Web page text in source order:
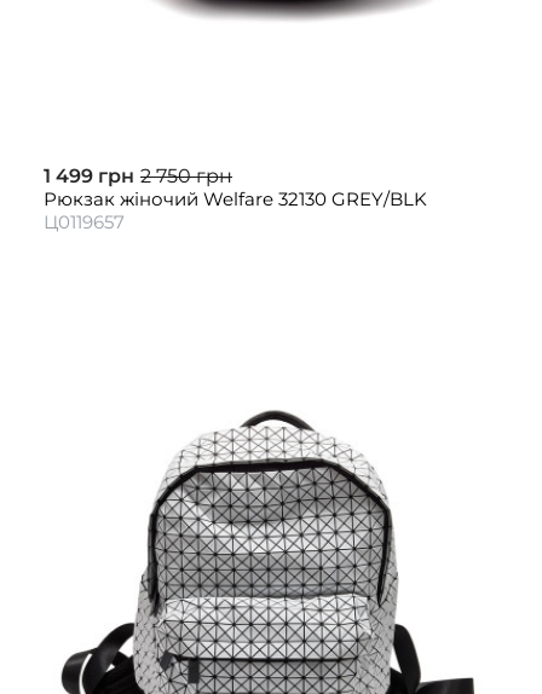
1 499 грн 2 750 грн
Рюкзак жіночий Welfare 32130 GREY/BLK
Ц0119657